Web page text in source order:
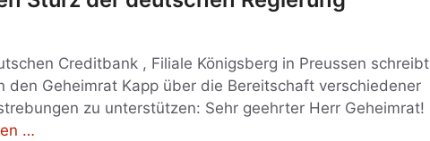
Creditbank , Filiale Königsberg in Preussen schreibt
den Geheimrat Kapp über die Bereitschaft verschiedener
zu unterstützen: Sehr geehrter Herr Geheimrat!
…